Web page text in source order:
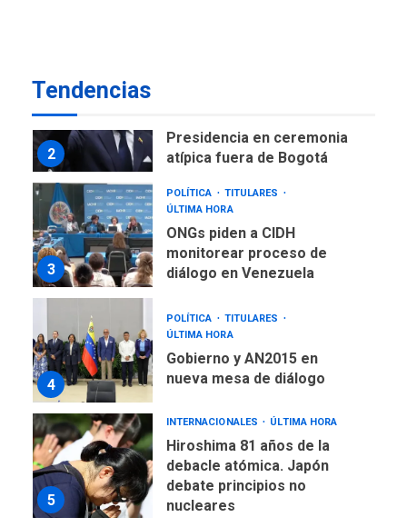
Tendencias
2
Presidencia en ceremonia
atípica fuera de Bogotá
3
POLÍTICA
TITULARES
ÚLTIMA HORA
ONGs piden a CIDH
monitorear proceso de
diálogo en Venezuela
4
POLÍTICA
TITULARES
ÚLTIMA HORA
Gobierno y AN2015 en
nueva mesa de diálogo
5
INTERNACIONALES ÚLTIMA HORA
Hiroshima 81 años de la
debacle atómica. Japón
debate principios no
nucleares